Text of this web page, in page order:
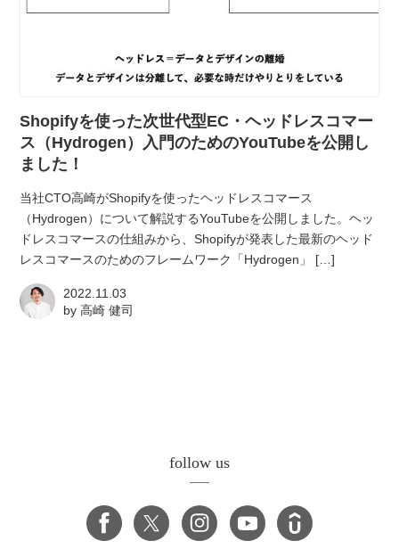
Shopifyを使った次世代型EC・ヘッドレスコマー
ス（Hydrogen）入門のためのYouTubeを公開し
ました！
当社CTO高崎がShopifyを使ったヘッドレスコマース
（Hydrogen）について解説するYouTubeを公開しました。ヘッ
ドレスコマースの仕組みから、Shopifyが発表した最新のヘッド
レスコマースのためのフレームワーク「Hydrogen」 […]
2022.11.03
by高崎 健司
follow us